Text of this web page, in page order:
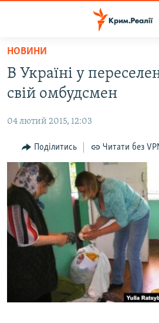
Перейти
основного
матеріалу
до
навігації
Перейти
пошуку
ВОДА.КРИМ
ВІДЕО ТА ФОТО
ПОЛІТИКА
БЛОГИ
ПОГЛЯД
ІНТЕРВ'Ю
ВСЕ ЗА ДЕНЬ
СПЕЦПРОЕКТИ
ДЕПОРТАЦІЯ
ВІДЕОУРОКИ «ELIFBE»
СВІДЧЕННЯ ОКУПАЦІЇ
ЯК ОБІЙТИ БЛОКУВАННЯ
Qırımtatar
НОВИНИ
В Україні у
свій омбудсмен
04 лютий 2015, 12:03
Поділитись Читати без